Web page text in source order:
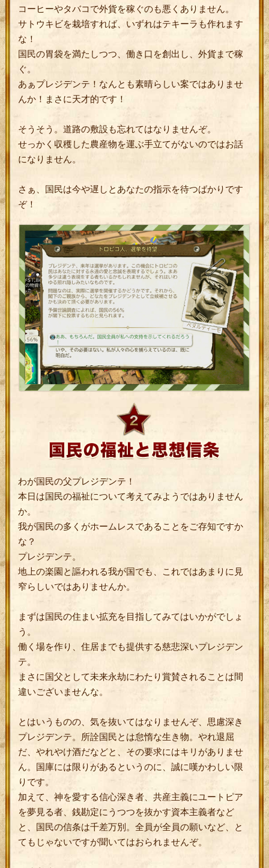
コーヒーやタバコで外貨を稼ぐのも悪くありません。
サトウキビを栽培すれば、いずれはテキーラも作れます
な！
国民の胃袋を満たしつつ、働き口を創出し、外貨まで稼
ぐ。
あぁプレジデンテ！なんとも素晴らしい案ではありませ
んか！まさに天才的です！
そうそう。道路の敷設も忘れてはなりませんぞ。
せっかく収穫した農産物を運ぶ手立てがないのではお話
になりません。
さぁ、国民は今や遅しとあなたの指示を待つばかりです
ぞ！
わが国民の父プレジデンテ！
本日は国民の福祉について考えてみようではありません
か。
我が国民の多くがホームレスであることをご存知ですか
な？
プレジデンテ。
地上の楽園と謳われる我が国でも、これではあまりに見
窄らしいではありませんか。
まずは国民の住まい拡充を目指してみてはいかがでしょ
う。
働く場を作り、住居までも提供する慈悲深いプレジデン
テ。
まさに国父として未来永劫にわたり賞賛されることは間
違いございませんな。
とはいうものの、気を抜いてはなりませんぞ、思慮深き
プレジデンテ。所詮国民とは怠惰な生き物。やれ退屈
だ、やれやけ酒だなどと、その要求にはキリがありませ
ん。国庫には限りがあるというのに、誠に嘆かわしい限
りです。
加えて、神を愛する信心深き者、共産主義にユートピア
を夢見る者、銭勘定にうつつを抜かす資本主義者など
と、国民の信条は千差万別。全員が全員の願いなど、と
てもじゃないですが聞いてはおられませんぞ。